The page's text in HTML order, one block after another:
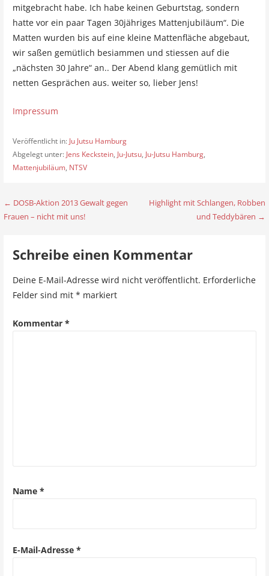
mitgebracht habe. Ich habe keinen Geburtstag, sondern
hatte vor ein paar Tagen 30jähriges Mattenjubiläum“. Die
Matten wurden bis auf eine kleine Mattenfläche abgebaut,
wir saßen gemütlich besiammen und stiessen auf die
„nächsten 30 Jahre“ an.. Der Abend klang gemütlich mit
netten Gesprächen aus. weiter so, lieber Jens!
Impressum
Veröffentlicht in: Ju Jutsu Hamburg
Abgelegt unter: Jens Keckstein, Ju-Jutsu, Ju-Jutsu Hamburg,
Mattenjubiläum, NTSV
B
a
a
o
← DOSB-Aktion 2013 Gewalt gegen
Frauen – nicht mit uns!
Highlight mit Schlangen, Robben
und Teddybären →
Schreibe einen Kommentar
Deine E-Mail-Adresse wird nicht veröffentlicht. Erforderliche
Felder sind mit * markiert
Kommentar *
Name *
E-Mail-Adresse *